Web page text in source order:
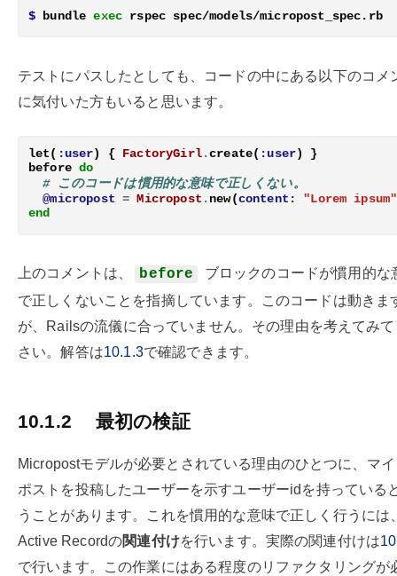
$ bundle exec rspec spec/models/micropost_spec.rb
テストにパスしたとしても、コードの中にある以下のコメ
に気付いた方もいると思います。
let( :user) { FactoryGirl.create( :user)
}
before do
# このコードは慣用的な意味で正しくない。
@micropost = Micropost .new(content:
"Lorem ipsum"
end
上のコメントは、 before
ブロックのコードが慣用的な
で正しくないことを指摘しています。このコードは動きま
が、Railsの流儀に合っていません。その理由を考えてみ
さい。解答は10.1.3で確認できます。
10.1.2 最初の検証
Micropostモデルが必要とされている理由のひとつに、マ
ポストを投稿したユーザーを示すユーザーidを持っている
うことがあります。これを慣用的な意味で正しく行うには
Active Recordの関連付けを行います。実際の関連付けは
で行います。この作業にはある程度のリファクタリングが